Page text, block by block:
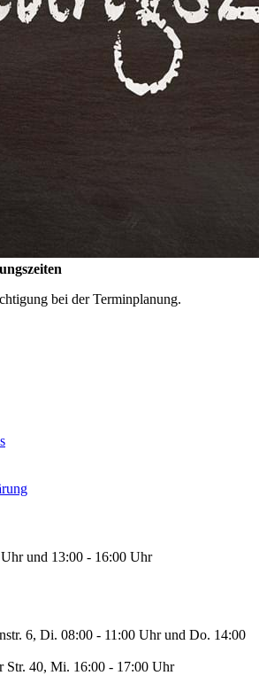
bei der Terminplanung.
und 13:00 - 16:00 Uhr
6, Di. 08:00 - 11:00 Uhr und Do. 14:00
Str. 40, Mi. 16:00 - 17:00 Uhr